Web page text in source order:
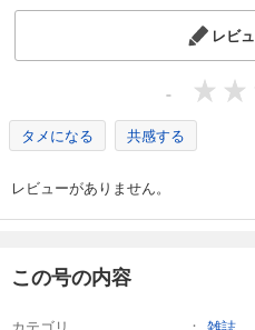
あらすじを表示する
週刊東洋経済 2026/
880円 (税込)
あらすじを表示する
週刊東洋経済 2026/
レビ
-
タメになる 共感する
レビューがありません。
この号の内容
カテゴリ 雑誌